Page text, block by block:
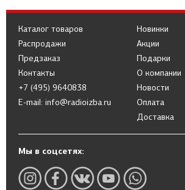
Каталог товаров
Распродажи
Предзаказ
Новинки
Акции
Подарки
Контакты
+7 (495) 9640838
E-mail: info@radioizba.ru
О компании
Новости
Оплата
Доставка
Мы в соцсетях: